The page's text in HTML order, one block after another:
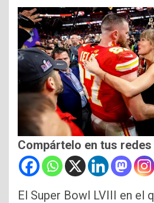
Compártelo en tus redes
El Super Bowl LVIII en el